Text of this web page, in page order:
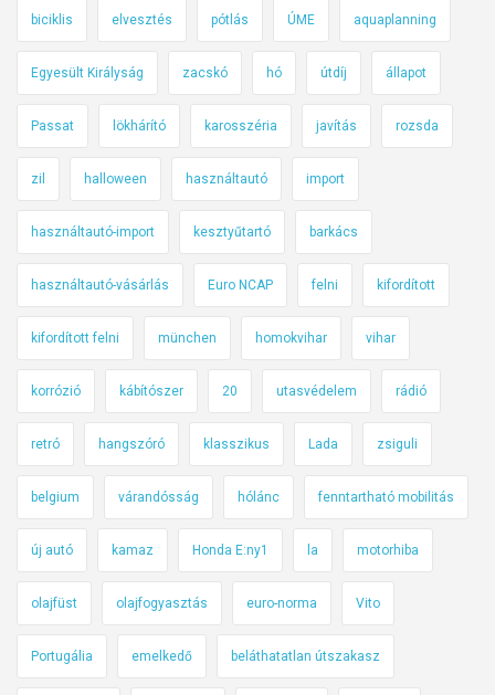
biciklis elvesztés pótlás ÚME aquaplanning
Egyesült Királyság zacskó hó útdíj állapot
Passat lökhárító karosszéria javítás rozsda
zil halloween használtautó import
használtautó-import kesztyűtartó barkács
használtautó-vásárlás Euro NCAP felni kifordított
kifordított felni münchen homokvihar vihar
korrózió kábítószer 20 utasvédelem rádió
retró hangszóró klasszikus Lada zsiguli
belgium várandósság hólánc fenntartható mobilitás
új autó kamaz Honda E:ny1 la motorhiba
olajfüst olajfogyasztás euro-norma Vito
Portugália emelkedő beláthatatlan útszakasz